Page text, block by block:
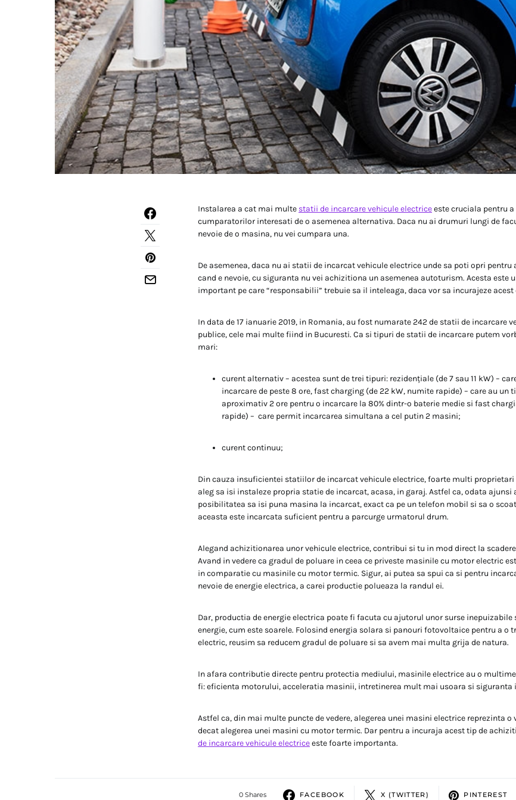
Instalarea a cat mai multe statii de incarcare vehicule electriceeste cruciala pentru
cumparatorilor interesati de o asemenea alternativa. Daca nu ai drumuri lungi de
nevoie de o masina, nu vei cumpara una.
De asemenea, daca nu ai statii de incarcat vehicule electrice unde sa poti opri
cand e nevoie, cu siguranta nu vei achizitiona un asemenea autoturism. Acesta este
important pe care “responsabilii” trebuie sa il inteleaga, daca vor sa incurajeze acest
In data de 17 ianuarie 2019, in Romania, au fost numarate 242 de statii de incarcare
publice, cele mai multe fiind in Bucuresti. Ca si tipuri de statii de incarcare putem
mari:
curent alternativ – acestea sunt de trei tipuri: rezidențiale (de 7 sau 11 kW) –
incarcare de peste 8 ore, fast charging (de 22 kW, numite rapide) – care au un
aproximativ 2 ore pentru o incarcare la 80% dintr-o baterie medie si fast
rapide) – care permit incarcarea simultana a cel putin 2 masini;
curent continuu;
Din cauza insuficientei statiilor de incarcat vehicule electrice, foarte multi
aleg sa isi instaleze propria statie de incarcat, acasa, in garaj. Astfel ca, odata ajunsi
posibilitatea sa isi puna masina la incarcat, exact ca pe un telefon mobil si sa o
aceasta este incarcata suficient pentru a parcurge urmatorul drum.
Alegand achizitionarea unor vehicule electrice, contribui si tu in mod direct la
Avand in vedere ca gradul de poluare in ceea ce priveste masinile cu motor electric
in comparatie cu masinile cu motor termic. Sigur, ai putea sa spui ca si pentru
nevoie de energie electrica, a carei productie polueaza la randul ei.
Dar, productia de energie electrica poate fi facuta cu ajutorul unor surse inepuizabile
energie, cum este soarele. Folosind energia solara si panouri fotovoltaice pentru a o
electric, reusim sa reducem gradul de poluare si sa avem mai multa grija de natura.
In afara contributie directe pentru protectia mediului, masinile electrice au o
fi: eficienta motorului, acceleratia masinii, intretinerea mult mai usoara si siguranta
Astfel ca, din mai multe puncte de vedere, alegerea unei masini electrice reprezinta
decat alegerea unei masini cu motor termic. Dar pentru a incuraja acest tip de
de incarcare vehicule electriceeste foarte importanta.
0 Shares FACEBOOK X (TWITTER) PINTEREST